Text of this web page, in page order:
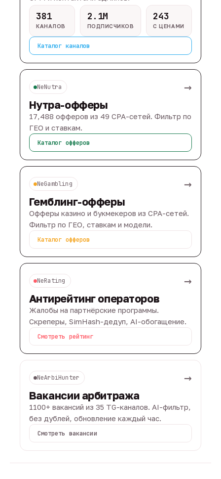
381
КАНАЛОВ
2.1M
ПОДПИСЧИКОВ
243
С ЦЕНАМИ
Каталог каналов
NeNutra →
Нутра-офферы
17,488 офферов из 49 CPA-сетей. Фильтр по
ГЕО и ставкам.
Каталог офферов
NeGambling →
Гемблинг-офферы
Офферы казино и букмекеров из CPA-сетей.
Фильтр по ГЕО, ставкам и модели.
Каталог офферов
NeRating →
Антирейтинг операторов
Жалобы на партнёрские программы.
Скреперы, SimHash-дедуп, AI-обогащение.
Смотреть рейтинг
NeArbiHunter →
Вакансии арбитража
1100+ вакансий из 35 TG-каналов. AI-фильтр,
без дублей, обновление каждый час.
Смотреть вакансии